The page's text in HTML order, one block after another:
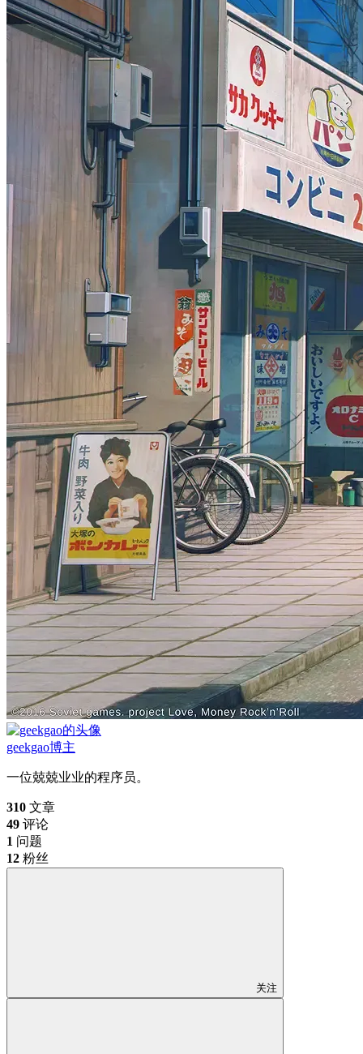
geekgao博主
一位兢兢业业的程序员。
310 文章
49 评论
1 问题
12 粉丝
关注